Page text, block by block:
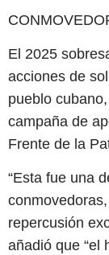
El 2025
acciones de
pueblo
campaña de
Frente de la
“Esta fue una
repercusión
añadió que “el